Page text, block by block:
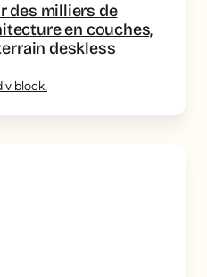
des milliers de
en couches,
deskless
block.